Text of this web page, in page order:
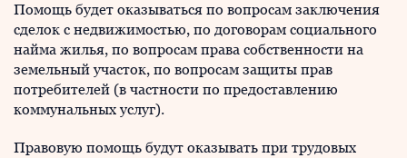
Помощь будет оказываться по вопросам заключения
сделок с недвижимостью, по договорам социального
найма жилья, по вопросам права собственности на
земельный участок, по вопросам защиты прав
потребителей (в частности по предоставлению
коммунальных услуг).
Правовую помощь будут оказывать при трудовых